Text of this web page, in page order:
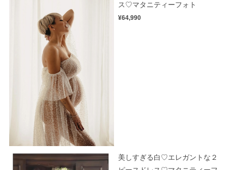
ス♡マタニティーフォト
¥64,990
美しすぎる白♡エレガントな２